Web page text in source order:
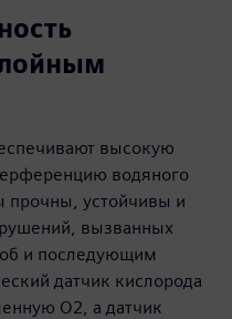
высокую
водяного
прочны, устойчивы и
вызванных
и последующим
датчик кислорода
O2, а датчик